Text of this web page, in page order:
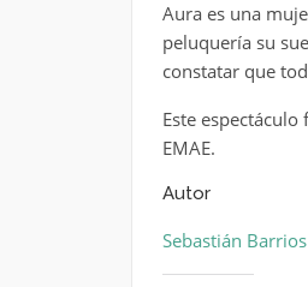
Aura es una
peluquería su
constatar que
Este
EMAE.
Autor
Sebastián Barrios